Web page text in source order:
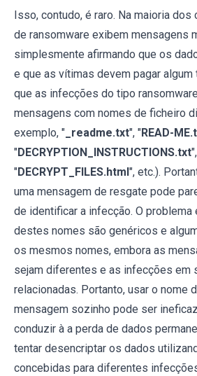
Isso, contudo, é raro. Na maioria
de ransomware exibem mensagens
simplesmente afirmando que os
e que as vítimas devem pagar
que as infecções do tipo
mensagens com nomes de ficheiro
exemplo, " _readme.txt", "READ-
"DECRYPTION_INSTRUCTIONS.txt",
"DECRYPT_FILES.html", etc.).
uma mensagem de resgate pode
de identificar a infecção. O problema
destes nomes são genéricos e
os mesmos nomes, embora as
sejam diferentes e as infecções em
relacionadas. Portanto, usar o nome
mensagem sozinho pode ser
conduzir à a perda de dados
tentar desencriptar os dados
concebidas para diferentes